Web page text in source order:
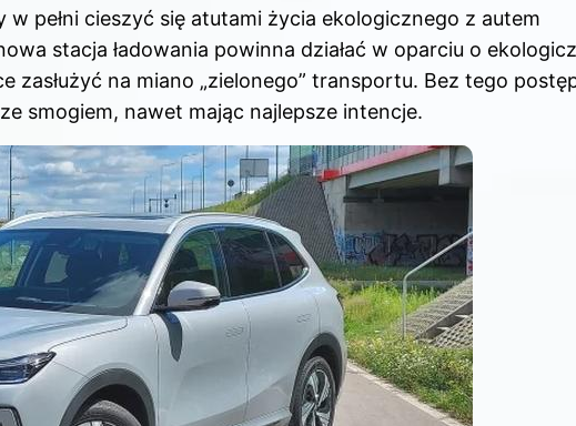
w pełni cieszyć się atutami życia ekologicznego z autem
stacja ładowania powinna działać w oparciu o
zasłużyć na miano „zielonego” transportu. Bez tego
smogiem, nawet mając najlepsze intencje.